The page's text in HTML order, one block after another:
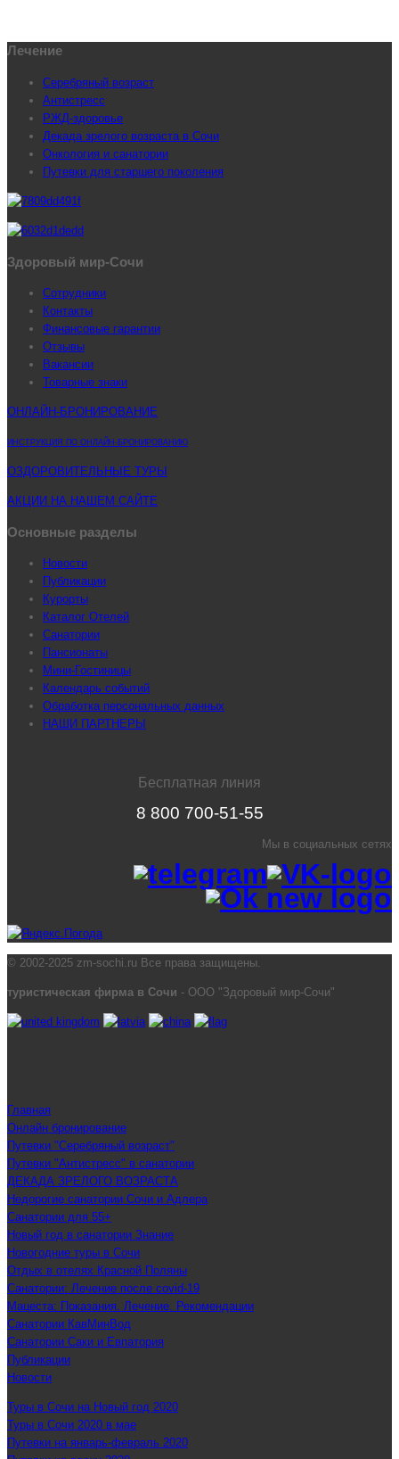
Лечение
Серебряный возраст
Антистресс
РЖД-здоровье
Декада зрелого возраста в Сочи
Онкология и санатории
Путевки для старшего поколения
Здоровый мир-Сочи
Сотрудники
Контакты
Финансовые гарантии
Отзывы
Вакансии
Товарные знаки
ОНЛАЙН-БРОНИРОВАНИЕ
ИНСТРУКЦИЯ ПО ОНЛАЙН-БРОНИРОВАНИЮ
ОЗДОРОВИТЕЛЬНЫЕ ТУРЫ
АКЦИИ НА НАШЕМ САЙТЕ
Основные разделы
Новости
Публикации
Курорты
Каталог Отелей
Санатории
Пансионаты
Мини-Гостиницы
Календарь событий
Обработка персональных данных
НАШИ ПАРТНЕРЫ
Бесплатная линия
8 800 700-51-55
Мы в социальных сетях
© 2002-2025 zm-sochi.ru Все права защищены.
туристическая фирма в Сочи - ООО "Здоровый мир-Сочи"
Главная
Онлайн бронирование
Путевки "Серебряный возраст"
Путевки "Антистресс" в санатории
ДЕКАДА ЗРЕЛОГО ВОЗРАСТА
Недорогие санатории Сочи и Адлера
Санатории для 55+
Новый год в санатории Знание
Новогодние туры в Сочи
Отдых в отелях Красной Поляны
Санатории: Лечение после covid-19
Мацеста: Показания. Лечение. Рекомендации
Санатории КавМинВод
Санатории Саки и Евпатория
Публикации
Новости
Туры в Сочи на Новый год 2020
Туры в Сочи 2020 в мае
Путевки на январь-февраль 2020